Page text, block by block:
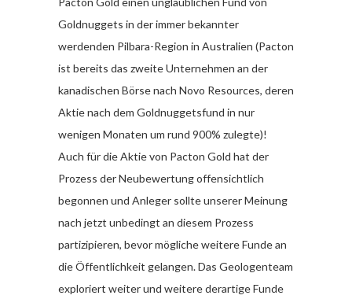
Goldnuggets in der immer bekannter
werdenden Pilbara-Region in Australien (Pacton
ist bereits das zweite Unternehmen an der
kanadischen Börse nach Novo Resources, deren
Aktie nach dem Goldnuggetsfund in nur
wenigen Monaten um rund 900% zulegte)!
Auch für die Aktie von Pacton Gold hat der
Prozess der Neubewertung offensichtlich
begonnen und Anleger sollte unserer Meinung
nach jetzt unbedingt an diesem Prozess
partizipieren, bevor mögliche weitere Funde an
die Öffentlichkeit gelangen. Das Geologenteam
exploriert weiter und weitere derartige Funde